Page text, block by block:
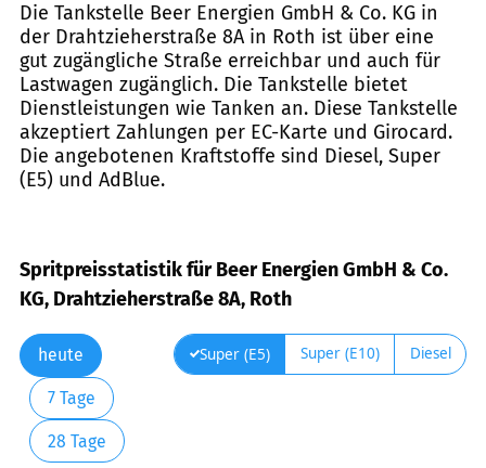
Die Tankstelle Beer Energien GmbH & Co. KG in
der Drahtzieherstraße 8A in Roth ist über eine
gut zugängliche Straße erreichbar und auch für
Lastwagen zugänglich. Die Tankstelle bietet
Dienstleistungen wie Tanken an. Diese Tankstelle
akzeptiert Zahlungen per EC-Karte und Girocard.
Die angebotenen Kraftstoffe sind Diesel, Super
(E5) und AdBlue.
Spritpreisstatistik für Beer Energien GmbH & Co.
KG, Drahtzieherstraße 8A, Roth
heute
7 Tage
28 Tage
Super (E5) Super (E10) Diesel